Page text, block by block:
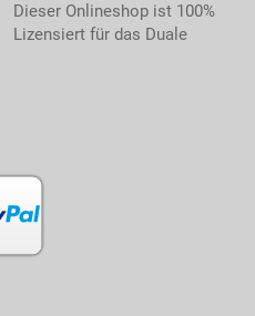
Dieser Onlineshop ist 100%
Lizensiert für das Duale